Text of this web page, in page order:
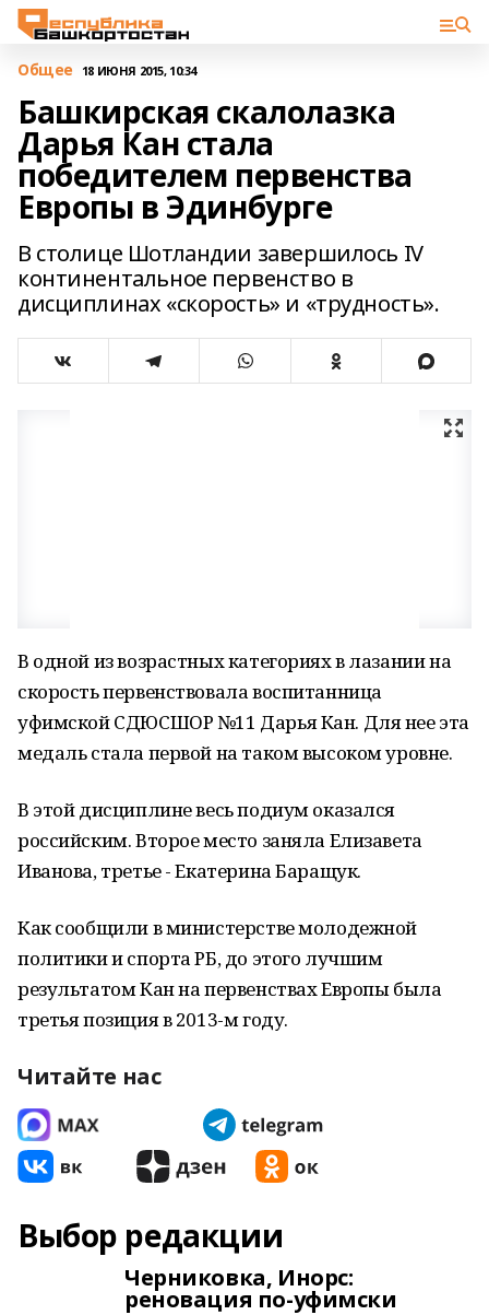
Общее 18 ИЮНЯ 2015, 10:34
Башкирская скалолазка
Дарья Кан стала
победителем первенства
Европы в Эдинбурге
В столице Шотландии завершилось IV
континентальное первенство в
дисциплинах «скорость» и «трудность».
В одной из возрастных категориях в лазании на
скорость первенствовала воспитанница
уфимской СДЮСШОР №11 Дарья Кан. Для нее эта
медаль стала первой на таком высоком уровне.
В этой дисциплине весь подиум оказался
российским. Второе место заняла Елизавета
Иванова, третье - Екатерина Баращук.
Как сообщили в министерстве молодежной
политики и спорта РБ, до этого лучшим
результатом Кан на первенствах Европы была
третья позиция в 2013-м году.
Читайте нас
Выбор редакции
Черниковка, Инорс:
реновация по-уфимски